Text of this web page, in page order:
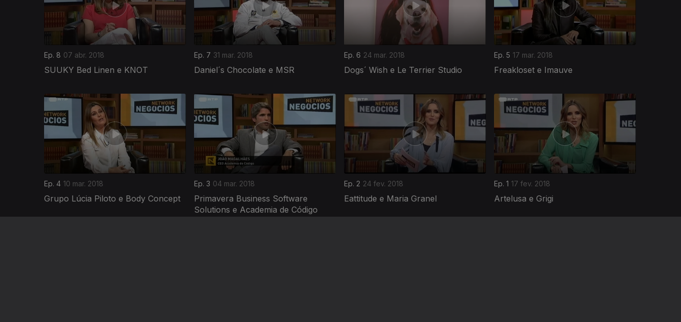
Ep. 8 07 abr. 2018
SUUKY Bed Linen e KNOT
Ep. 7 31 mar. 2018
Daniel´s Chocolate e MSR
Ep. 6 24 mar. 2018
Dogs´ Wish e Le Terrier Studio
Ep. 5 17 mar. 2018
Freakloset e Imauve
Ep. 4 10 mar. 2018
Grupo Lúcia Piloto e Body Concept
Ep. 3 04 mar. 2018
Primavera Business Software
Solutions e Academia de Código
Ep. 2 24 fev. 2018
Eattitude e Maria Granel
Ep. 1 17 fev. 2018
Artelusa e Grigi
361922